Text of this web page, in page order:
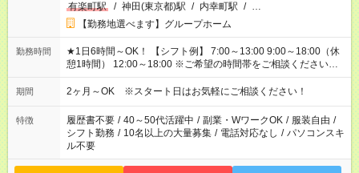
有楽町駅
/ 神田(東京都)駅 / 内幸町駅 / …
【勤務地選べます】グループホーム
勤務時間
★1日6時間～OK！ 【シフト例】 7:00～13:00 9:00～18:00（休
憩1時間） 12:00～18:00 ※ご希望の時間帯をご相談ください。
※日勤、夜勤のみ、変則的な勤務等も相談OK！
期間 2ヶ月～OK ※スタート日はお気軽にご相談ください！
特徴 履歴書不要 / 40～50代活躍中 / 副業・WワークOK / 服装自由 /
シフト勤務 / 10名以上の大量募集 / 電話対応なし / パソコンスキ
ル不要